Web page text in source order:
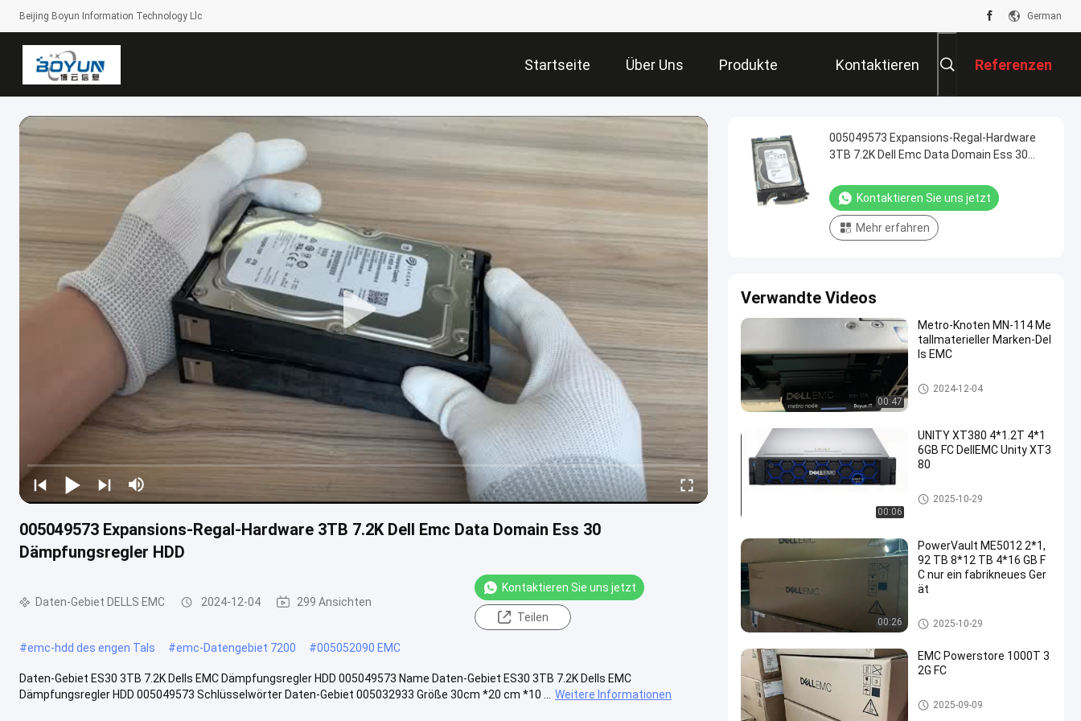
Beijing Boyun Information Technology Llc German
Startseite Über Uns Produkte Kontaktieren
Sie Uns
Referenzen
005049573 Expansions-Regal-Hardware 3TB 7.2K Dell Emc Data Domain Ess 30
Dämpfungsregler HDD
Daten-Gebiet DELLS EMC 2024-12-04 299 Ansichten
Kontaktieren Sie uns jetzt
Teilen
#emc-hdd des engen Tals #emc-Datengebiet 7200 #005052090 EMC
Daten-Gebiet ES30 3TB 7.2K Dells EMC Dämpfungsregler HDD 005049573 Name Daten-Gebiet ES30 3TB 7.2K Dells EMC
Dämpfungsregler HDD 005049573 Schlüsselwörter Daten-Gebiet 005032933 Größe 30cm *20 cm *10 ...
Weitere Informationen
005049573 Expansions-Regal-Hardware
3TB 7.2K Dell Emc Data Domain Ess 30
Kontaktieren Sie uns jetzt
Mehr erfahren
Verwandte Videos
00:47
Metro-Knoten MN-114 Me
tallmaterieller Marken-Del
ls EMC
Daten-Gebiet DELLS EMC
2024-12-04
00:06
UNITY XT380 4*1.2T 4*1
6GB FC DellEMC Unity XT3
80
Einheits-Speicher DELLS EMC
2025-10-29
00:26
PowerVault ME5012 2*1,
92 TB 8*12 TB 4*16 GB F
C nur ein fabrikneues Ger
ät
Einheits-Speicher DELLS EMC
2025-10-29
EMC Powerstore 1000T 3
2G FC
Einheits-Speicher DELLS EMC
2025-09-09